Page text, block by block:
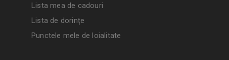
Lista mea de cadouri
Lista de dorințe
Punctele mele de loialitate